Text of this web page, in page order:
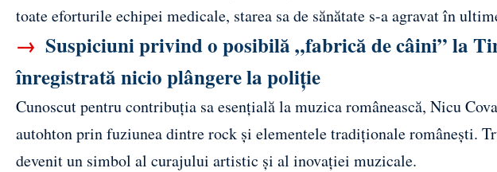
toate eforturile echipei medicale, starea sa de sănătate s-a agravat în
→ Suspiciuni privind o posibilă „fabrică de câini” la
înregistrată nicio plângere la poliție
Cunoscut pentru contribuția sa esențială la muzica românească, Nicu
autohton prin fuziunea dintre rock și elementele tradiționale românești.
devenit un simbol al curajului artistic și al inovației muzicale.